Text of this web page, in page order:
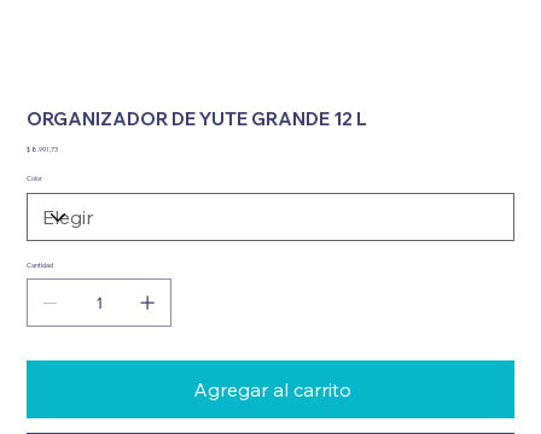
ORGANIZADOR DE YUTE GRANDE 12 L
Precio
$ 8.991,73
Color
Cantidad
Agregar al carrito